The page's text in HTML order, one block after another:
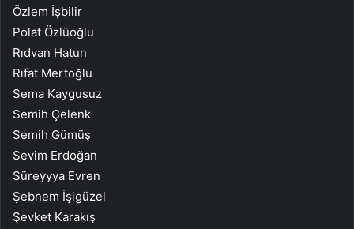
Özlem İşbilir
Polat Özlüoğlu
Rıdvan Hatun
Rıfat Mertoğlu
Sema Kaygusuz
Semih Çelenk
Semih Gümüş
Sevim Erdoğan
Süreyyya Evren
Şebnem İşigüzel
Şevket Karakış